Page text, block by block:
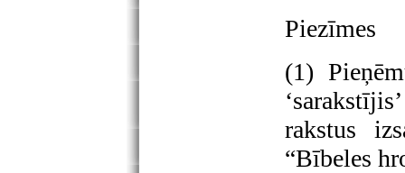
Piezīmes
(1)
rakstus
“Bībeles